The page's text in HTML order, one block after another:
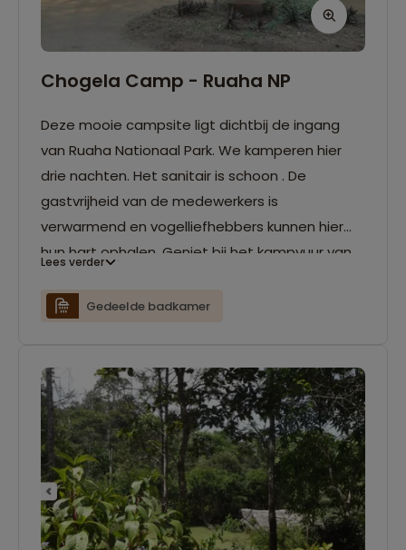
Chogela Camp - Ruaha NP
Deze mooie campsite ligt dichtbij de ingang
van Ruaha Nationaal Park. We kamperen hier
drie nachten. Het sanitair is schoon . De
gastvrijheid van de medewerkers is
verwarmend en vogelliefhebbers kunnen hier
hun hart ophalen. Geniet bij het kampvuur van
Lees verder
Gedeelde badkamer